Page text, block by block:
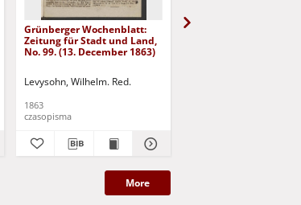
Grünberger Wochenblatt:
Zeitung für Stadt und Land,
No. 99. (13. December 1863)
Levysohn, Wilhelm. Red.
1863
czasopisma
More